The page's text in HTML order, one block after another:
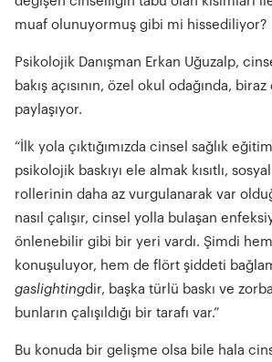
muaf olunuyormuş gibi mi hissediliyor?
Psikolojik Danışman Erkan Uğuzalp,
bakış açısının, özel okul odağında,
paylaşıyor.
“İlk yola çıktığımızda cinsel sağlık
psikolojik baskıyı ele almak kısıtlı,
rollerinin daha az vurgulanarak var
nasıl çalışır, cinsel yolla bulaşan
önlenebilir gibi bir yeri vardı. Şimdi
konuşuluyor, hem de flört şiddeti
gaslightingdir, başka türlü baskı ve
bunların çalışıldığı bir tarafı var.”
Bu konuda bir gelişme olsa bile hala